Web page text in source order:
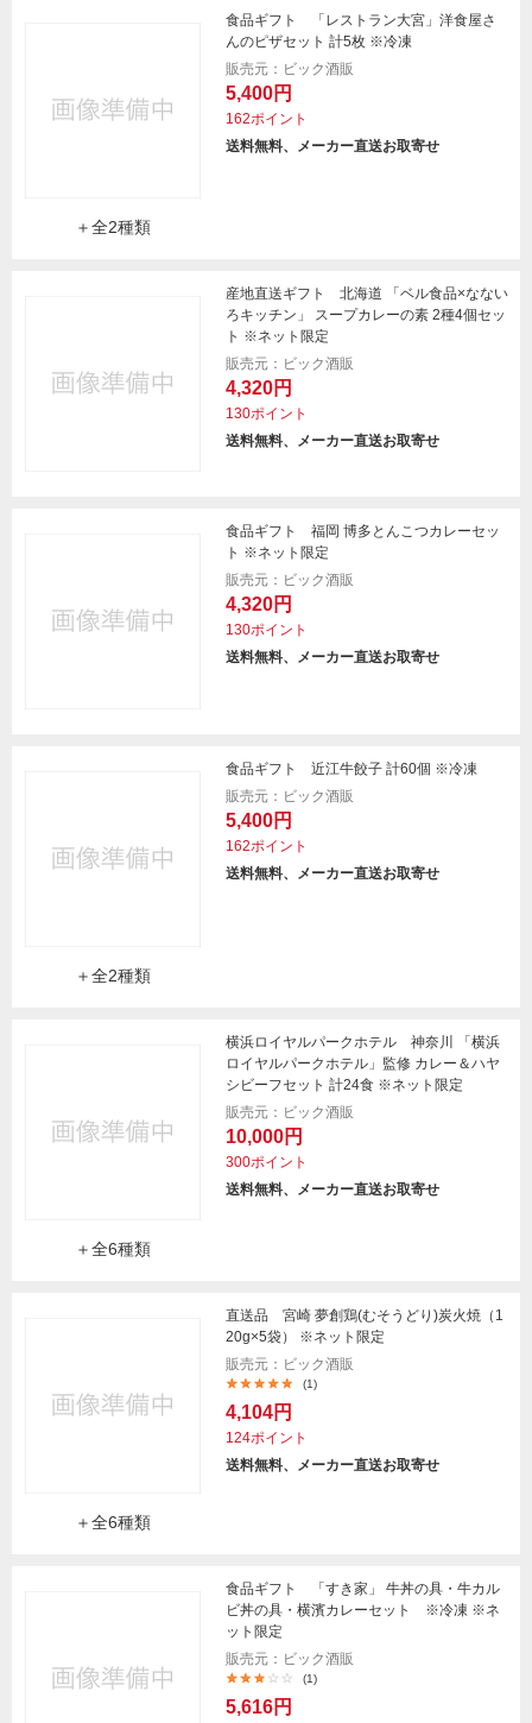
＋全2種類
食品ギフト 「レストラン大宮」洋食屋さ
んのピザセット 計5枚 ※冷凍
販売元：ビック酒販
5,400円
162ポイント
送料無料、メーカー直送お取寄せ
産地直送ギフト 北海道 「ベル食品×なない
ろキッチン」 スープカレーの素 2種4個セッ
ト ※ネット限定
販売元：ビック酒販
4,320円
130ポイント
送料無料、メーカー直送お取寄せ
食品ギフト 福岡 博多とんこつカレーセッ
ト ※ネット限定
販売元：ビック酒販
4,320円
130ポイント
送料無料、メーカー直送お取寄せ
＋全2種類
食品ギフト 近江牛餃子 計60個 ※冷凍
販売元：ビック酒販
5,400円
162ポイント
送料無料、メーカー直送お取寄せ
＋全6種類
横浜ロイヤルパークホテル 神奈川 「横浜
ロイヤルパークホテル」監修 カレー＆ハヤ
シビーフセット 計24食 ※ネット限定
販売元：ビック酒販
10,000円
300ポイント
送料無料、メーカー直送お取寄せ
＋全6種類
直送品 宮崎 夢創鶏(むそうどり)炭火焼（1
20g×5袋） ※ネット限定
販売元：ビック酒販
(1)
4,104円
124ポイント
送料無料、メーカー直送お取寄せ
食品ギフト 「すき家」 牛丼の具・牛カル
ビ丼の具・横濱カレーセット ※冷凍 ※ネ
ット限定
販売元：ビック酒販
(1)
5,616円